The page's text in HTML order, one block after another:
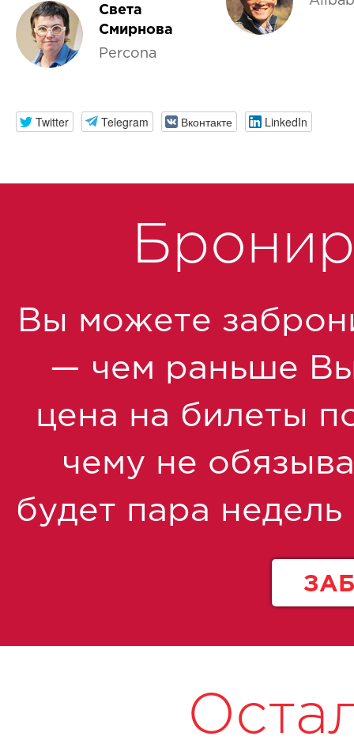
Света
Смирнова
Percona
Twitter Telegram Вконтакте LinkedIn
Вы можете
— чем раньше Вы
цена на билеты
чему не
будет пара